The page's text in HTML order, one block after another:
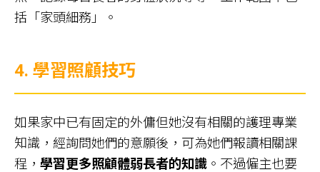
括「家頭細務」。
4. 學習照顧技巧
如果家中已有固定的外傭但她沒有相關的護理專業
知識，經詢問她們的意願後，可為她們報讀相關課
程， 學習更多照顧體弱長者的知識 。不過僱主也要